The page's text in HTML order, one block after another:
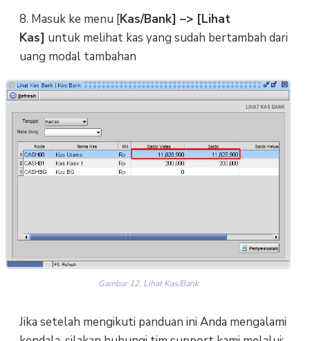
8. Masuk ke menu [Kas/Bank] –> [Lihat
Kas] untuk melihat kas yang sudah bertambah dari
uang modal tambahan
Gambar 12. Lihat Kas/Bank
Jika setelah mengikuti panduan ini Anda mengalami